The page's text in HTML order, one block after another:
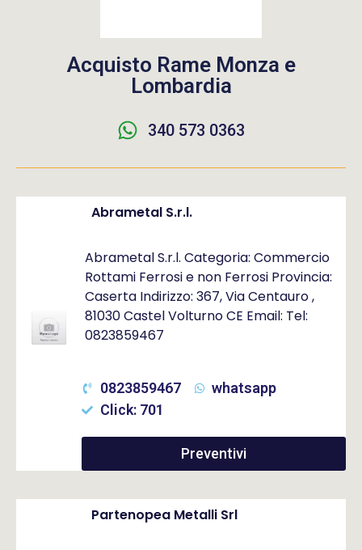
Acquisto Rame Monza e
Lombardia
340 573 0363
Abrametal S.r.l.
Abrametal S.r.l. Categoria: Commercio
Rottami Ferrosi e non Ferrosi Provincia:
Caserta Indirizzo: 367, Via Centauro ,
81030 Castel Volturno CE Email: Tel:
0823859467
0823859467
whatsapp
Click: 701
Preventivi
Partenopea Metalli Srl